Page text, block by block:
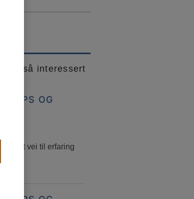
også interessert
OG
smart vei til erfaring